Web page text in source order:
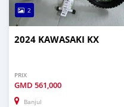
2
2024 KAWASAKI KX
PRIX
GMD 561,000
Banjul